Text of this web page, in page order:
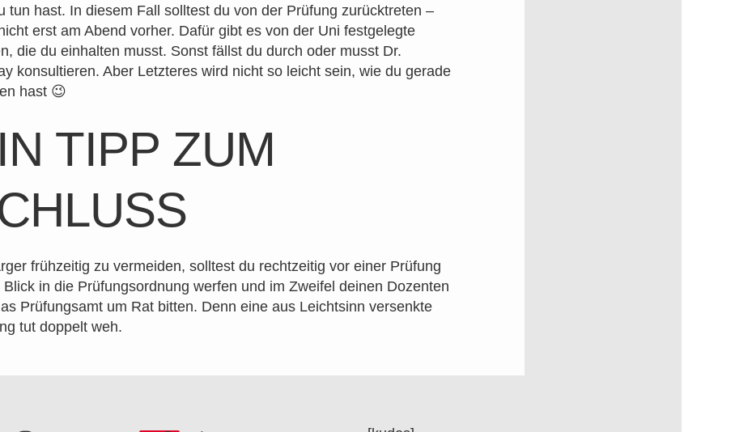
tun hast. In diesem Fall solltest du von der Prüfung zurücktreten –
erst am Abend vorher. Dafür gibt es von der Uni festgelegte
die du einhalten musst. Sonst fällst du durch oder musst Dr.
konsultieren. Aber Letzteres wird nicht so leicht sein, wie du gerade
hast 😉
TIPP ZUM
frühzeitig zu vermeiden, solltest du rechtzeitig vor einer Prüfung
Blick in die Prüfungsordnung werfen und im Zweifel deinen Dozenten
Prüfungsamt um Rat bitten. Denn eine aus Leichtsinn versenkte
tut doppelt weh.